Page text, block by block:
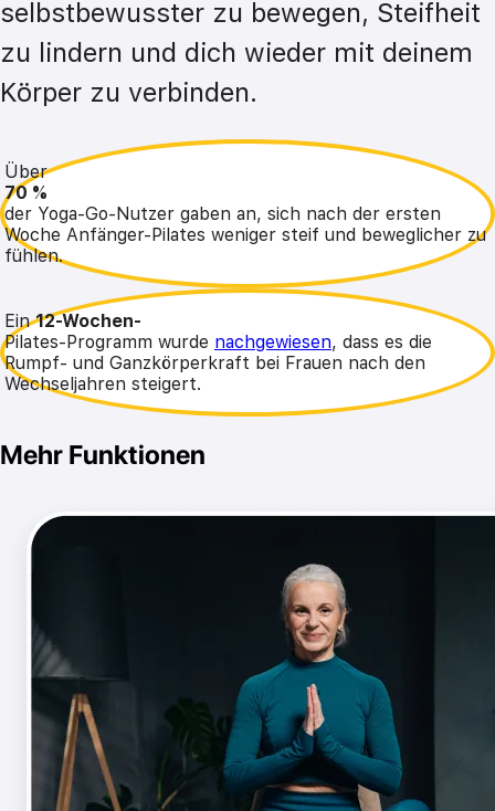
selbstbewusster zu bewegen, Steifheit
zu lindern und dich wieder mit deinem
Körper zu verbinden.
Über
70 %
der Yoga-Go-Nutzer gaben an, sich nach der ersten
Woche Anfänger-Pilates weniger steif und beweglicher zu
fühlen.
Ein12-Wochen-
Pilates-Programm wurde nachgewiesen, dass es die
Rumpf- und Ganzkörperkraft bei Frauen nach den
Wechseljahren steigert.
Mehr Funktionen